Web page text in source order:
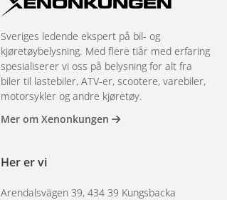
Sveriges ledende ekspert på bil- og
kjøretøybelysning. Med flere tiår med erfaring
spesialiserer vi oss på belysning for alt fra
biler til lastebiler, ATV-er, scootere, varebiler,
motorsykler og andre kjøretøy.
Mer om Xenonkungen
Her er vi
Arendalsvägen 39, 434 39 Kungsbacka